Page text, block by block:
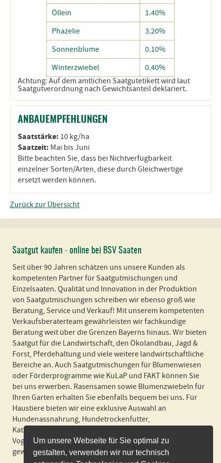
Um unsere Webseite für Sie optimal zu
gestalten, verwenden wir nur technisch
Öllein
1.40%
Phazelie
3.20%
Sonnenblume
0.10%
Winterzwiebel
0.40%
Achtung: Auf dem amtlichen Saatgutetikett wird laut
Saatgutverordnung nach Gewichtsanteil deklariert.
ANBAUEMPFEHLUNGEN
Saatstärke: 10 kg/ha
Saatzeit: Mai bis Juni
Bitte beachten Sie, dass bei Nichtverfügbarkeit
einzelner Sorten/Arten, diese durch Gleichwertige
ersetzt werden können.
Zurück zur Übersicht
Saatgut kaufen - online bei BSV Saaten
Seit über 90 Jahren schätzen uns unsere Kunden als
kompetenten Partner für Saatgutmischungen und
Einzelsaaten. Qualität und Innovation in der Produktion
von Saatgutmischungen schreiben wir ebenso groß wie
Beratung, Service und Verkauf! Mit unserem kompetenten
Verkaufsberaterteam gewährleisten wir fachkundige
Beratung weit über die Grenzen Bayerns hinaus. Wir bieten
Saatgut für die Landwirtschaft, den Ökolandbau, Jagd &
Forst, Pferdehaltung und viele weitere landwirtschaftliche
Bereiche an. Auch Saatgutmischungen für Blumenwiesen
oder Förderprogramme wie KuLaP und FAKT können Sie
bei uns erwerben. Rasensamen sowie Blumenzwiebeln für
Ihren Garten erhalten Sie ebenfalls bequem bei uns. Für
Haustiere bieten wir eine exklusive Auswahl an
Hundenassnahrung, Hundetrockenfutter,
Katzennassnahrung, Katzenstreu und Futter für Nager und
Vogel an! Wir liefern schnell und zuverlässig und in
gewohnter BSV Spitzenqualität!